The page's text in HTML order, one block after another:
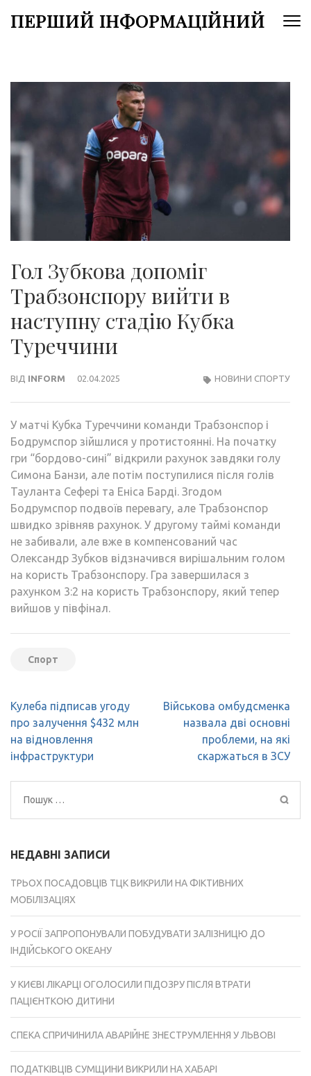
доПЕРШИЙ ІНФОРМАЦІЙНИЙ
Гол Зубкова допоміг
Трабзонспору вийти в
наступну стадію Кубка
Туреччини
ВІД INFORM 02.04.2025 НОВИНИ СПОРТУ
У матчі Кубка Туреччини команди Трабзонспор і
Бодрумспор зійшлися у протистоянні. На початку
гри “бордово-сині” відкрили рахунок завдяки голу
Симона Банзи, але потім поступилися після голів
Тауланта Сефері та Еніса Барді. Згодом
Бодрумспор подвоїв перевагу, але Трабзонспор
швидко зрівняв рахунок. У другому таймі команди
не забивали, але вже в компенсований час
Олександр Зубков відзначився вирішальним голом
на користь Трабзонспору. Гра завершилася з
рахунком 3:2 на користь Трабзонспору, який тепер
вийшов у півфінал.
Спорт
Навігація
записів
Кулеба підписав угоду
про залучення $432 млн
на відновлення
інфраструктури
Військова омбудсменка
назвала дві основні
проблеми, на які
скаржаться в ЗСУ
Пошук:
НЕДАВНІ ЗАПИСИ
ТРЬОХ ПОСАДОВЦІВ ТЦК ВИКРИЛИ НА ФІКТИВНИХ
МОБІЛІЗАЦІЯХ
У РОСІЇ ЗАПРОПОНУВАЛИ ПОБУДУВАТИ ЗАЛІЗНИЦЮ ДО
ІНДІЙСЬКОГО ОКЕАНУ
У КИЄВІ ЛІКАРЦІ ОГОЛОСИЛИ ПІДОЗРУ ПІСЛЯ ВТРАТИ
ПАЦІЄНТКОЮ ДИТИНИ
СПЕКА СПРИЧИНИЛА АВАРІЙНЕ ЗНЕСТРУМЛЕННЯ У ЛЬВОВІ
ПОДАТКІВЦІВ СУМЩИНИ ВИКРИЛИ НА ХАБАРІ